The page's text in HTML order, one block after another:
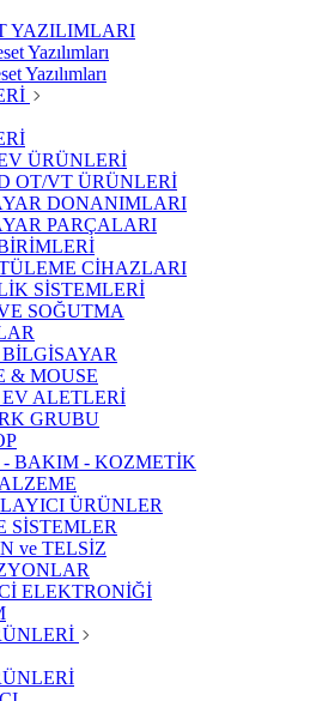
YAZILIMLARI
Yazılımları
Yazılımları
ÜRÜNLERİ
OT/VT ÜRÜNLERİ
DONANIMLARI
PARÇALARI
CİHAZLARI
SİSTEMLERİ
SOĞUTMA
& MOUSE
ALETLERİ
GRUBU
- BAKIM - KOZMETİK
ÜRÜNLER
SİSTEMLER
ve TELSİZ
ELEKTRONİĞİ